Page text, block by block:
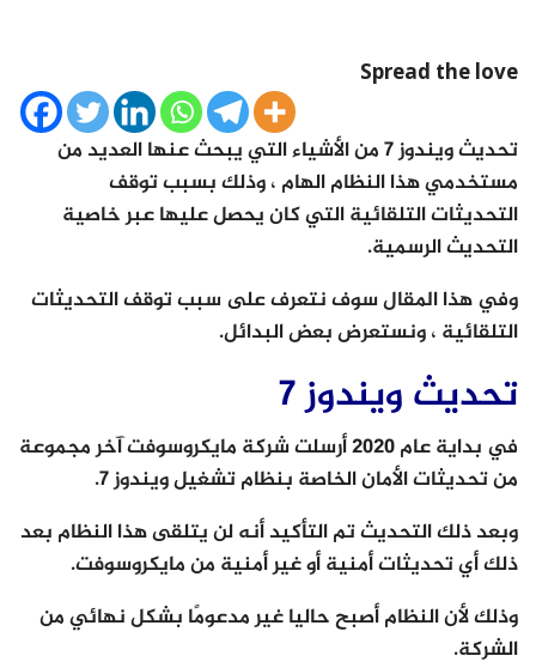
Spread the love
تحديث ويندوز 7 من الأشياء التي يبحث عنها العديد من
مستخدمي هذا النظام الهام ، وذلك بسبب توقف
التحديثات التلقائية التي كان يحصل عليها عبر خاصية
التحديث الرسمية.
وفي هذا المقال سوف نتعرف على سبب توقف التحديثات
التلقائية ، ونستعرض بعض البدائل.
تحديث ويندوز 7
في بداية عام 2020 أرسلت شركة مايكروسوفت آخر مجموعة
من تحديثات الأمان الخاصة بنظام تشغيل ويندوز 7.
وبعد ذلك التحديث تم التأكيد أنه لن يتلقى هذا النظام بعد
ذلك أي تحديثات أمنية أو غير أمنية من مايكروسوفت.
وذلك لأن النظام أصبح حاليا غير مدعومًا بشكل نهائي من
الشركة.